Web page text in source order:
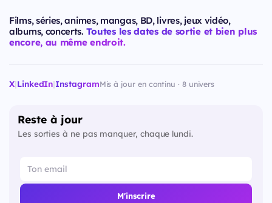
Films, séries, animes, mangas, BD, livres, jeux vidéo,
albums, concerts. Toutes les dates de sortie et bien plus
encore, au même endroit.
X|LinkedIn|InstagramMis à jour en continu · 8 univers
Reste à jour
Les sorties à ne pas manquer, chaque lundi.
M'inscrire